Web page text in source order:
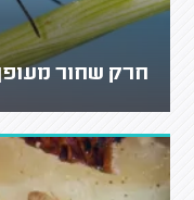
חרק שחור